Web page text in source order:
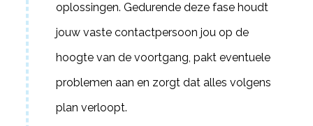
oplossingen. Gedurende deze fase houdt
jouw vaste contactpersoon jou op de
hoogte van de voortgang, pakt eventuele
problemen aan en zorgt dat alles volgens
plan verloopt.